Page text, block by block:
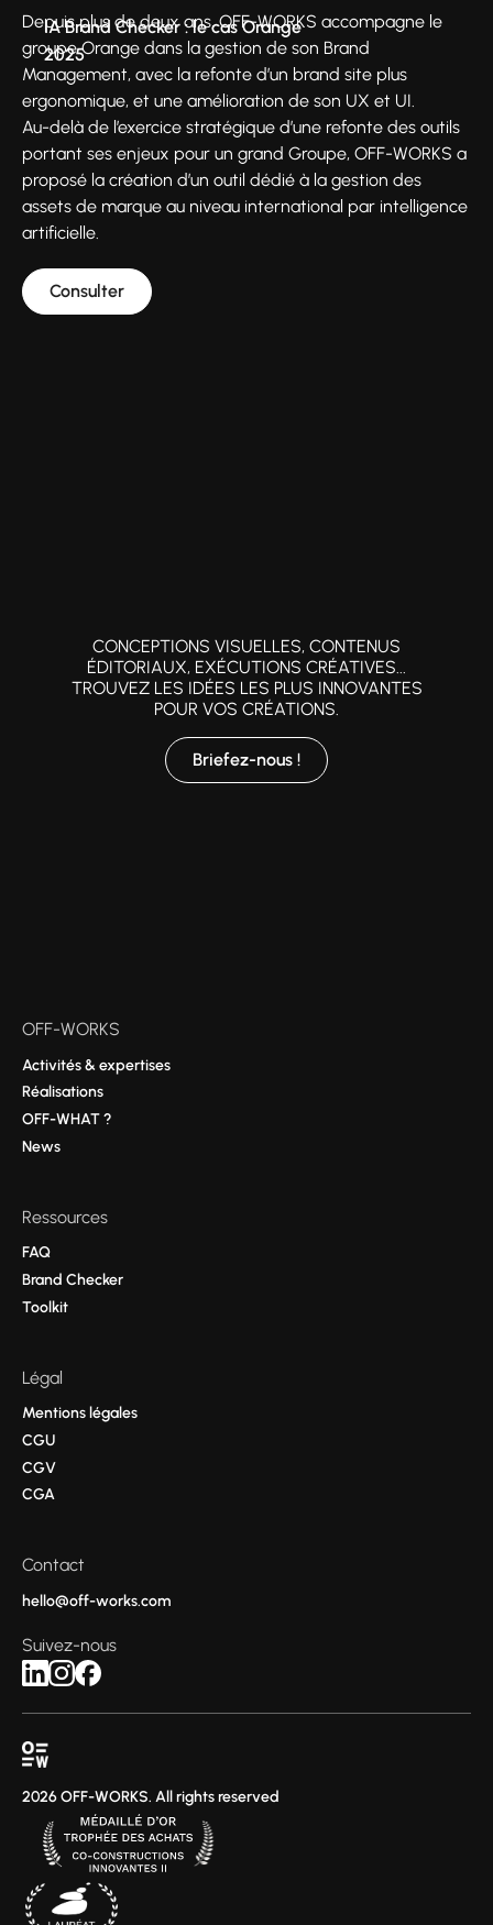
IA Brand Checker : le cas Orange
2025
Depuis plus de deux ans, OFF-WORKS accompagne le
groupe Orange dans la gestion de son Brand
Management, avec la refonte d’un brand site plus
ergonomique, et une amélioration de son UX et UI.
Au-delà de l’exercice stratégique d’une refonte des outils
portant ses enjeux pour un grand Groupe, OFF-WORKS a
proposé la création d’un outil dédié à la gestion des
assets de marque au niveau international par intelligence
artificielle.
Consulter
CONCEPTIONS VISUELLES, CONTENUS
ÉDITORIAUX, EXÉCUTIONS CRÉATIVES...
TROUVEZ LES IDÉES LES PLUS INNOVANTES
POUR VOS CRÉATIONS.
Briefez-nous !
OFF-WORKS
Activités & expertises
Réalisations
OFF-WHAT ?
News
Ressources
FAQ
Brand Checker
Toolkit
Légal
Mentions légales
CGU
CGV
CGA
Contact
hello@off-works.com
Suivez-nous
2026 OFF-WORKS. All rights reserved